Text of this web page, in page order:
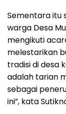
Sementara itu
warga Desa
mengikuti
melestarikan
tradisi di desa
adalah tarian
sebagai
ini”, kata